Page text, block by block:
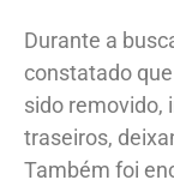
Durante a
constatado
sido removido,
traseiros,